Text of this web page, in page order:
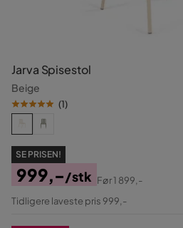
Jarva Spisestol
Beige
(1)
SE PRISEN!
Pris
999,-/stk
Original
Før1 899,-
Tidligere laveste pris 999,-